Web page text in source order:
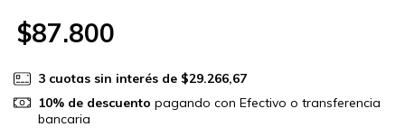
$87.800
3 cuotas sin interés de $29.266,67
10% de descuento pagando con Efectivo o transferencia
bancaria